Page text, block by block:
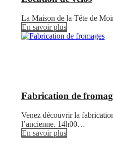
La Maison de la Tête de
En savoir plus
Fabrication de
Venez découvrir la
l’ancienne. 14h00…
En savoir plus